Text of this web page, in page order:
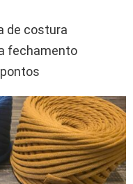
de costura
fechamento